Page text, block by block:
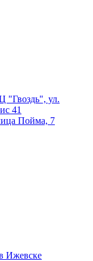
"Гвоздь", ул.
41
Пойма, 7
Ижевске